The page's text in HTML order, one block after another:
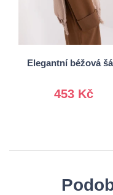
Elegantní béžová
453 Kč
Univerzální